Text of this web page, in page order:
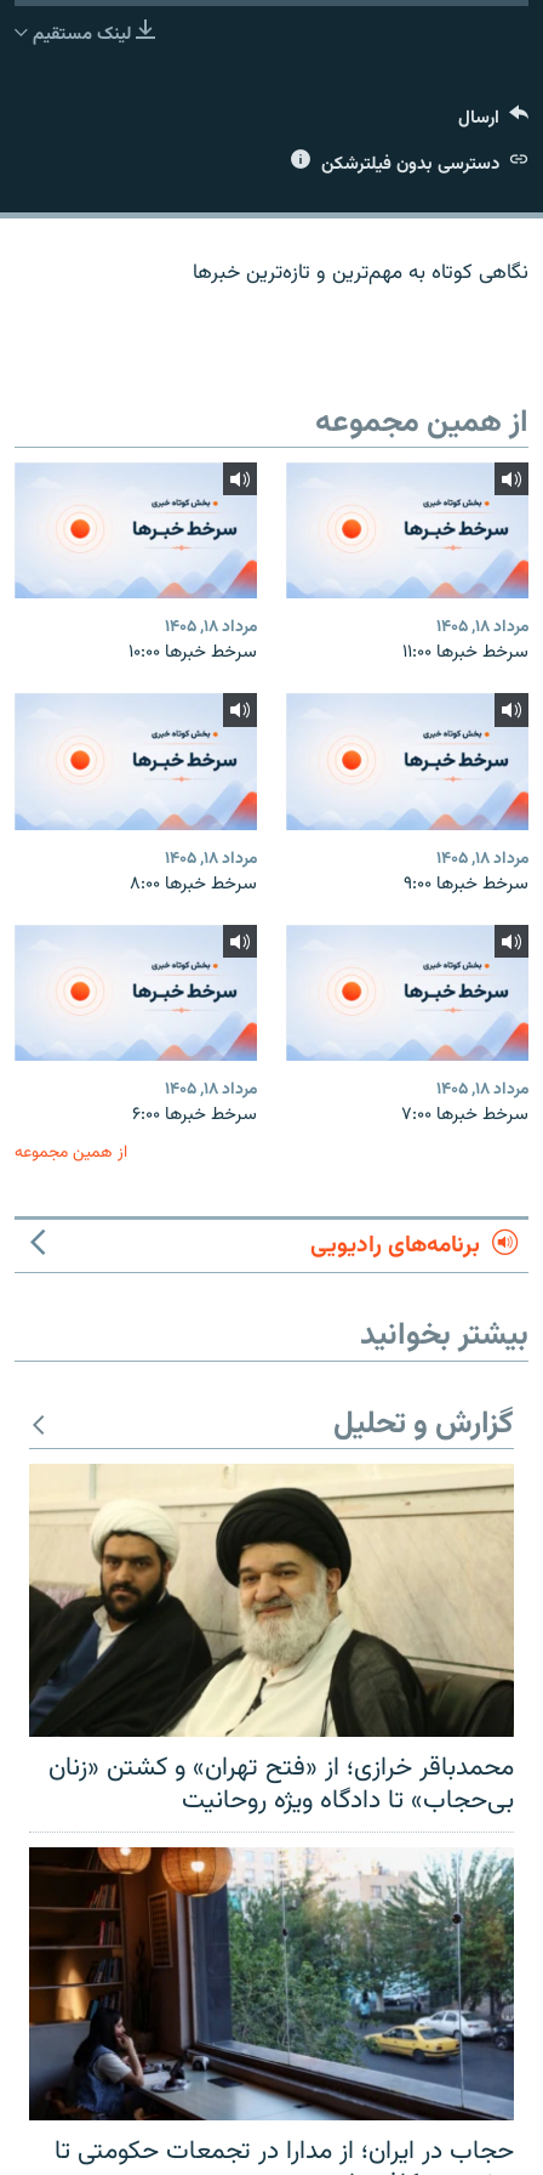
لینک مستقیم
ارسال
دسترسی بدون فیلترشکن
نگاهی کوتاه به مهم‌ترين و تازه‌ترين خبرها
از همین مجموعه
مرداد ۱۸, ۱۴۰۵
سرخط خبرها ۱۱:۰۰
مرداد ۱۸, ۱۴۰۵
سرخط خبرها ۱۰:۰۰
مرداد ۱۸, ۱۴۰۵
سرخط خبرها ۹:۰۰
مرداد ۱۸, ۱۴۰۵
سرخط خبرها ۸:۰۰
مرداد ۱۸, ۱۴۰۵
سرخط خبرها ۷:۰۰
مرداد ۱۸, ۱۴۰۵
سرخط خبرها ۶:۰۰
از همین مجموعه
برنامه‌های رادیویی
بیشتر بخوانید
گزارش و تحلیل
محمدباقر خرازی؛ از «فتح تهران» و کشتن «زنان
بی‌حجاب» تا دادگاه ویژه روحانیت
حجاب در ایران؛ از مدارا در تجمعات حکومتی تا